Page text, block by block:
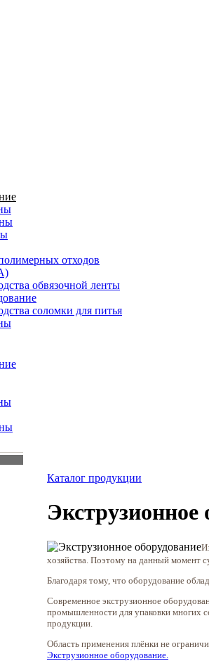
отходов
обвязочной ленты
соломки для питья
Каталог продукции
Экструзионное
хозяйства. Поэтому на данный момент
Благодаря тому, что оборудование
Современное экструзионное
промышленности для упаковки многих
продукции.
Область применения плёнки не
Экструзионное оборудование.